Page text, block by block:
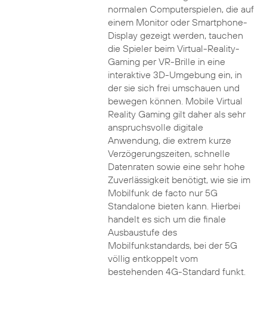
normalen Computerspielen, die auf
einem Monitor oder Smartphone-
Display gezeigt werden, tauchen
die Spieler beim Virtual-Reality-
Gaming per VR-Brille in eine
interaktive 3D-Umgebung ein, in
der sie sich frei umschauen und
bewegen können. Mobile Virtual
Reality Gaming gilt daher als sehr
anspruchsvolle digitale
Anwendung, die extrem kurze
Verzögerungszeiten, schnelle
Datenraten sowie eine sehr hohe
Zuverlässigkeit benötigt, wie sie im
Mobilfunk de facto nur 5G
Standalone bieten kann. Hierbei
handelt es sich um die finale
Ausbaustufe des
Mobilfunkstandards, bei der 5G
völlig entkoppelt vom
bestehenden 4G-Standard funkt.